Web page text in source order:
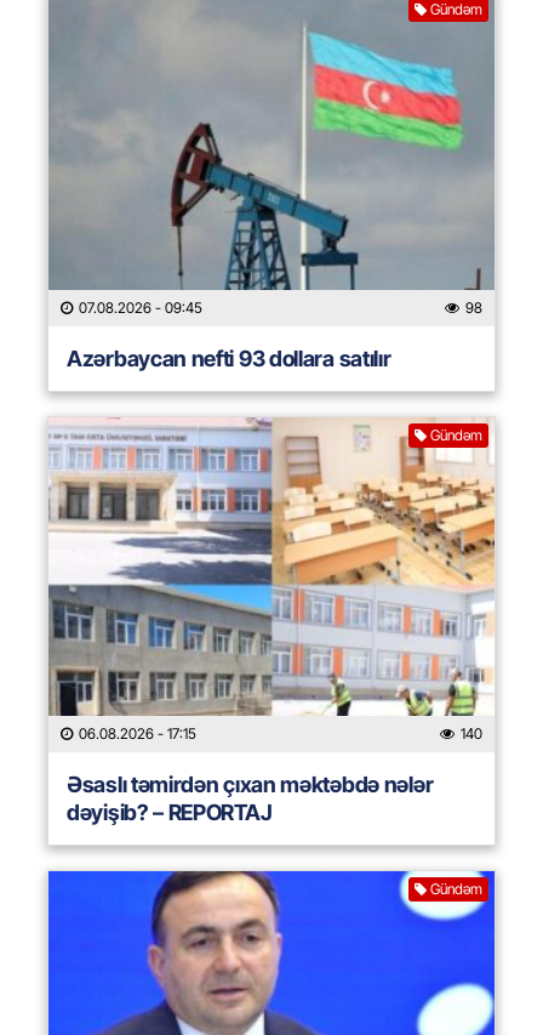
Gündəm
07.08.2026 - 09:45 98
Azərbaycan nefti 93 dollara satılır
Gündəm
06.08.2026 - 17:15 140
Əsaslı təmirdən çıxan məktəbdə nələr
dəyişib? – REPORTAJ
Gündəm